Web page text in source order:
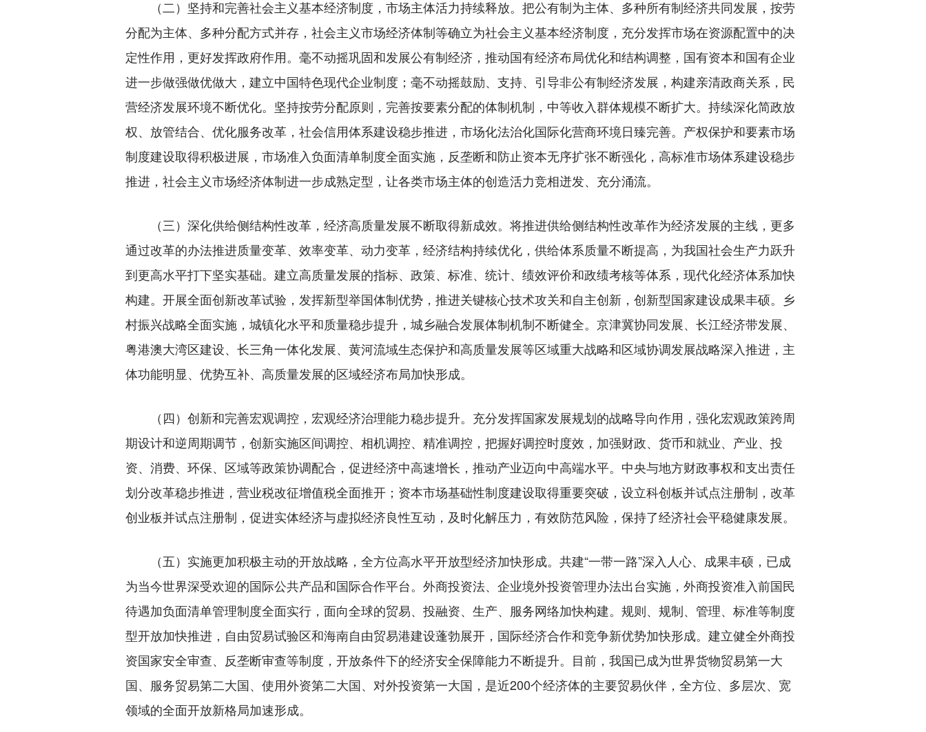
（二）坚持和完善社会主义基本经济制度，市场主体活力持续释放。把公有制为主体、多种所有制经济共同发展，按劳
分配为主体、多种分配方式并存，社会主义市场经济体制等确立为社会主义基本经济制度，充分发挥市场在资源配置中的决
定性作用，更好发挥政府作用。毫不动摇巩固和发展公有制经济，推动国有经济布局优化和结构调整，国有资本和国有企业
进一步做强做优做大，建立中国特色现代企业制度；毫不动摇鼓励、支持、引导非公有制经济发展，构建亲清政商关系，民
营经济发展环境不断优化。坚持按劳分配原则，完善按要素分配的体制机制，中等收入群体规模不断扩大。持续深化简政放
权、放管结合、优化服务改革，社会信用体系建设稳步推进，市场化法治化国际化营商环境日臻完善。产权保护和要素市场
制度建设取得积极进展，市场准入负面清单制度全面实施，反垄断和防止资本无序扩张不断强化，高标准市场体系建设稳步
推进，社会主义市场经济体制进一步成熟定型，让各类市场主体的创造活力竞相迸发、充分涌流。
（三）深化供给侧结构性改革，经济高质量发展不断取得新成效。将推进供给侧结构性改革作为经济发展的主线，更多
通过改革的办法推进质量变革、效率变革、动力变革，经济结构持续优化，供给体系质量不断提高，为我国社会生产力跃升
到更高水平打下坚实基础。建立高质量发展的指标、政策、标准、统计、绩效评价和政绩考核等体系，现代化经济体系加快
构建。开展全面创新改革试验，发挥新型举国体制优势，推进关键核心技术攻关和自主创新，创新型国家建设成果丰硕。乡
村振兴战略全面实施，城镇化水平和质量稳步提升，城乡融合发展体制机制不断健全。京津冀协同发展、长江经济带发展、
粤港澳大湾区建设、长三角一体化发展、黄河流域生态保护和高质量发展等区域重大战略和区域协调发展战略深入推进，主
体功能明显、优势互补、高质量发展的区域经济布局加快形成。
（四）创新和完善宏观调控，宏观经济治理能力稳步提升。充分发挥国家发展规划的战略导向作用，强化宏观政策跨周
期设计和逆周期调节，创新实施区间调控、相机调控、精准调控，把握好调控时度效，加强财政、货币和就业、产业、投
资、消费、环保、区域等政策协调配合，促进经济中高速增长，推动产业迈向中高端水平。中央与地方财政事权和支出责任
划分改革稳步推进，营业税改征增值税全面推开；资本市场基础性制度建设取得重要突破，设立科创板并试点注册制，改革
创业板并试点注册制，促进实体经济与虚拟经济良性互动，及时化解压力，有效防范风险，保持了经济社会平稳健康发展。
（五）实施更加积极主动的开放战略，全方位高水平开放型经济加快形成。共建“一带一路”深入人心、成果丰硕，已成
为当今世界深受欢迎的国际公共产品和国际合作平台。外商投资法、企业境外投资管理办法出台实施，外商投资准入前国民
待遇加负面清单管理制度全面实行，面向全球的贸易、投融资、生产、服务网络加快构建。规则、规制、管理、标准等制度
型开放加快推进，自由贸易试验区和海南自由贸易港建设蓬勃展开，国际经济合作和竞争新优势加快形成。建立健全外商投
资国家安全审查、反垄断审查等制度，开放条件下的经济安全保障能力不断提升。目前，我国已成为世界货物贸易第一大
国、服务贸易第二大国、使用外资第二大国、对外投资第一大国，是近200个经济体的主要贸易伙伴，全方位、多层次、宽
领域的全面开放新格局加速形成。